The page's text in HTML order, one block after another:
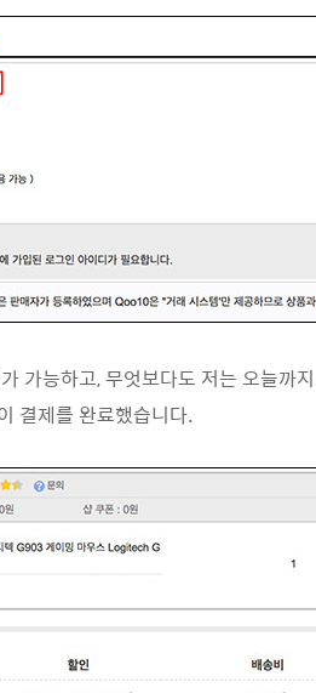
가능하고, 무엇보다도 저는 오늘까
결제를 완료했습니다.